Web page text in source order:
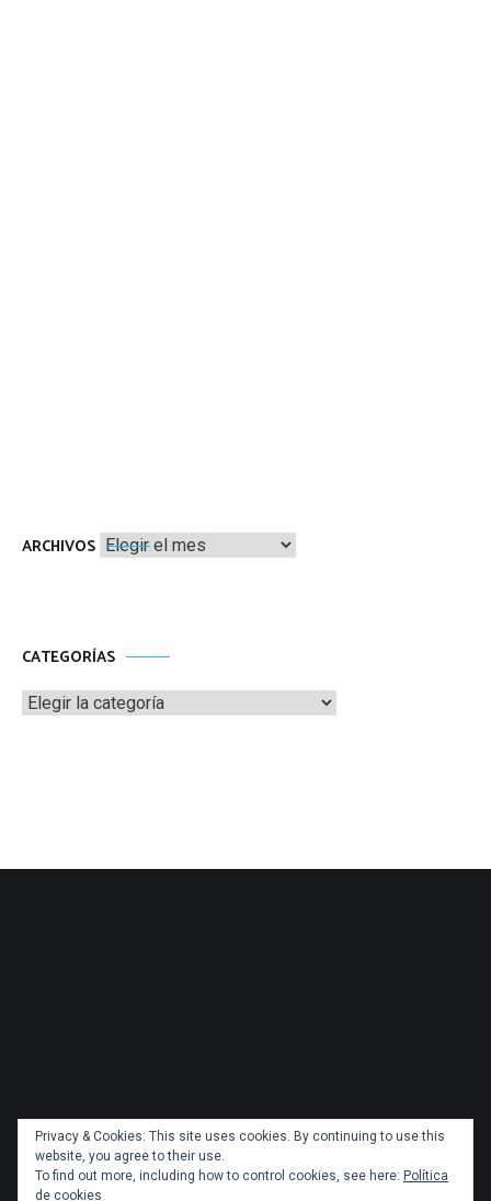
ARCHIVOS Archivos
CATEGORÍAS
Categorías
Privacy & Cookies: This site uses cookies. By continuing to use this
website, you agree to their use.
To find out more, including how to control cookies, see here: Política
de cookies